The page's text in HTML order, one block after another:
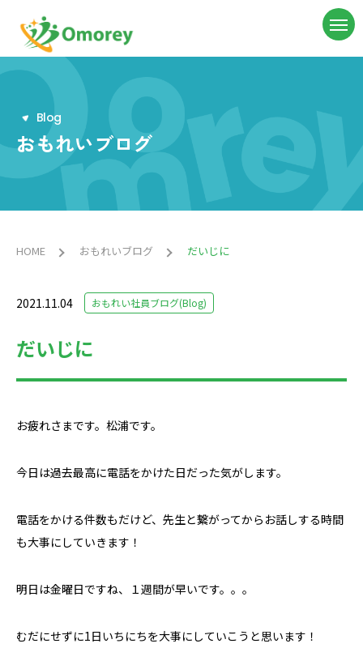
Blog
おもれいブログ
HOME おもれいブログ だいじに
2021.11.04 おもれい社員ブログ(Blog)
だいじに
お疲れさまです。松浦です。
今日は過去最高に電話をかけた日だった気がします。
電話をかける件数もだけど、先生と繋がってからお話しする時間
も大事にしていきます！
明日は金曜日ですね、１週間が早いです。。。
むだにせずに1日いちにちを大事にしていこうと思います！